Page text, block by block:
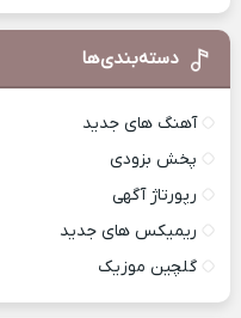
دسته‌بندی‌ها
آهنگ های جدید
پخش بزودی
رپورتاژ آگهی
ریمیکس های جدید
گلچین موزیک